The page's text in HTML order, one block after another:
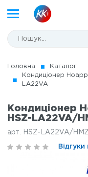
Головна
Каталог
Кондицiонер
LA22VA
Кондицiонер
HSZ-LA22VA/
арт. HSZ-LA22VA/